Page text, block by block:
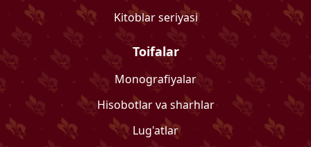
Kitoblar seriyasi
Toifalar
Monografiyalar
Hisobotlar va sharhlar
Lug'atlar